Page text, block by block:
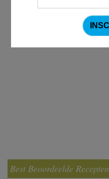
Best Beoordeelde Recepten